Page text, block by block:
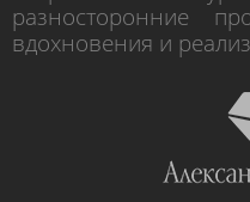
разносторонние
вдохновения и